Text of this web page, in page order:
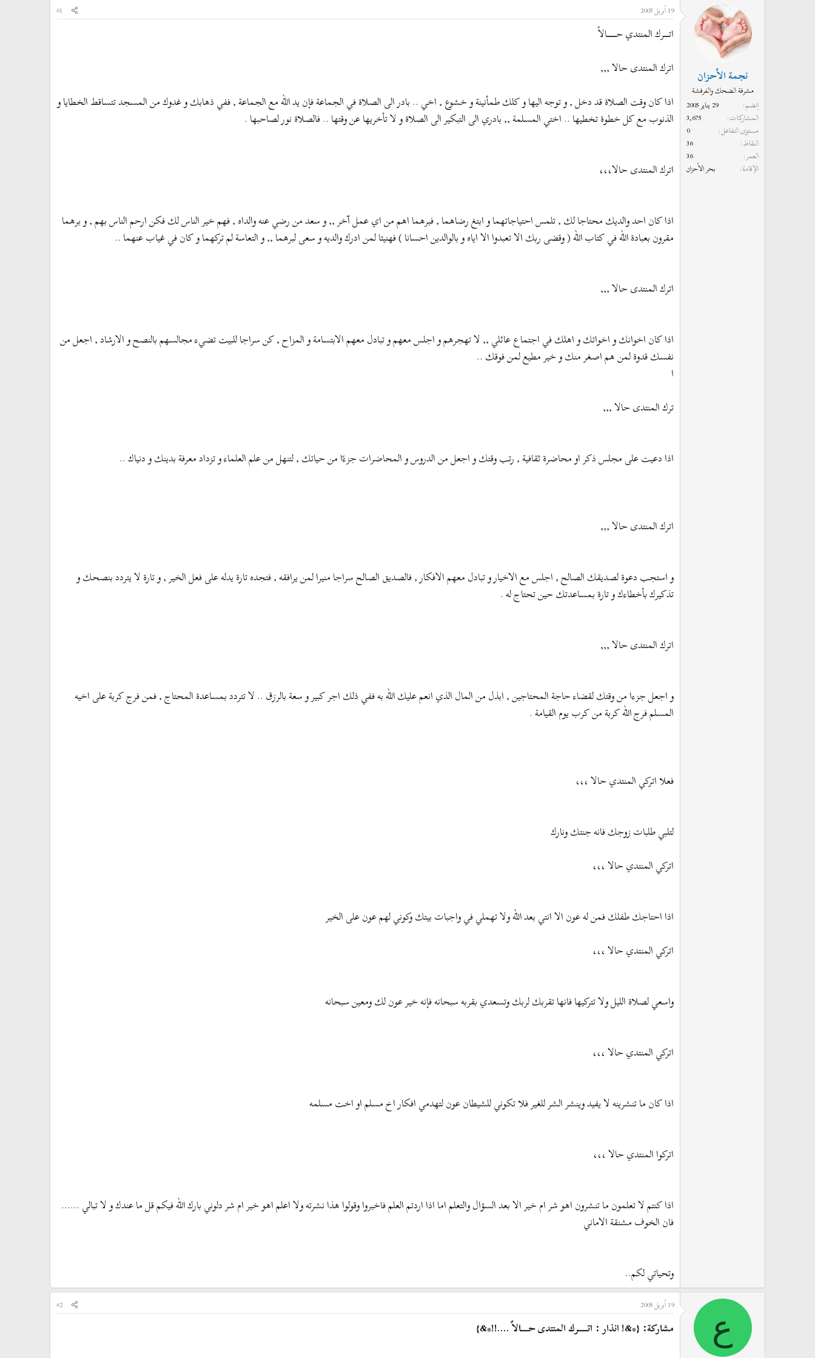
ئ
ض
و
ع
ر
ي
خ
ب
د
ء
نجمة الأحزان
مشرفة الضحك والفرفشة
إنضم
29 يناير 2005
المشاركات
3,675
مستوى التفاعل
0
النقاط
36
العمر
36
الإقامة
بحر الأحزان
19 أبريل 2005 #1
اتــــــــرك المنتدي حـــــــــــــــالاً
اترك المنتدى حالا ,,,
اذا كان وقت الصلاة قد دخل , و توجه اليها و كلك طمأنينة و خشوع , اخي .. بادر الى الصلاة في الجماعة فإن يد الله مع الجماعة , ففي ذهابك و غدوك من المسجد تتساقط الخطايا و
الذنوب مع كل خطوة تخطيها .. اختي المسلمة ,, بادري الى التبكير الى الصلاة و لا تأخريها عن وقتها .. فالصلاة نور لصاحبها .
اترك المنتدى حالا،،،
اذا كان احد والديك محتاجا لك , تلمس احتياجاتهما و ابتغ رضاهما , فبرهما اهم من اي عمل آخر ,, و سعد من رضي عنه والداه , فهم خير الناس لك فكن ارحم الناس بهم , و برهما
مقرون بعبادة الله في كتاب الله ( وقضى ربك الا تعبدوا الا اياه و بالوالدين احسانا ) فهنيئا لمن ادرك والديه و سعى لبرهما ,, و التعاسة لم تركهما و كان في غياب عنهما ..
اترك المنتدى حالا ,,,
اذا كان اخوانك و اخواتك و اهلك في اجتماع عائلي ,, لا تهجرهم و اجلس معهم و تبادل معهم الابتسامة و المزاح , كن سراجا للبيت تضيء مجالسهم بالنصح و الارشاد , اجعل من
نفسك قدوة لمن هم اصغر منك و خير مطيع لمن فوقك ..
ا
ترك المنتدى حالا ,,,
اذا دعيت على مجلس ذكر او محاضرة ثقافية , رتب وقتك و اجعل من الدروس و المحاضرات جزءًا من حياتك , لتنهل من علم العلماء و تزداد معرفة بدينك و دنياك ..
اترك المنتدى حالا ,,,
و استجب دعوة لصديقك الصالح , اجلس مع الاخيار و تبادل معهم الافكار , فالصديق الصالح سراجا منيرا لمن يرافقه , فتجده تارة يدله على فعل الخير , و تارة لا يتردد بنصحك و
تذكيرك بأخطاءك و تارة بمساعدتك حين تحتاج له .
اترك المنتدى حالا ,,,
و اجعل جزءا من وقتك لقضاء حاجة المحتاجين , ابذل من المال الذي انعم عليك الله به ففي ذلك اجر كبير و سعة بالرزق .. لا تتردد بمساعدة المحتاج , فمن فرج كربة على اخيه
المسلم فرج الله كربة من كرب يوم القيامة .
فعلا اتركي المنتدي حالا ،،،
لتلبي طلبات زوجك فانه جنتك ونارك
اتركي المنتدي حالا ،،،
اذا احتاجك طفلك فمن له عون الا انتي بعد الله ولا تهملي في واجبات بيتك وكوني لهم عون على الخير
اتركي المنتدي حالا ،،،
واسعي لصلاة الليل ولا تتركيها فانها تقربك لربك وتسعدي بقربه سبحانه فإنه خير عون لك ومعين سبحانه
اتركي المنتدي حالا ،،،
اذا كان ما تنشرينه لا يفيد وينشر الشر للغير فلا تكوني للشيطان عون لتهدمي افكار اخ مسلم او اخت مسلمه
اتركوا المنتدي حالا ،،،
اذا كنتم لا تعلمون ما تنشرون اهو شر ام خير الا بعد السؤال والتعلم اما اذا اردتم العلم فاخبروا وقولوا هذا نشرته ولا اعلم اهو خير ام شر دلوني بارك الله فيكم قل ما عندك و لا تبالي ......
فان الخوف مشنقة الاماني
وتحياتي لكم..
ع
19 أبريل 2005 #2
مشاركة: {*&! انذار : اتـــــرك المنتدى حــــالاً ....!!*&}